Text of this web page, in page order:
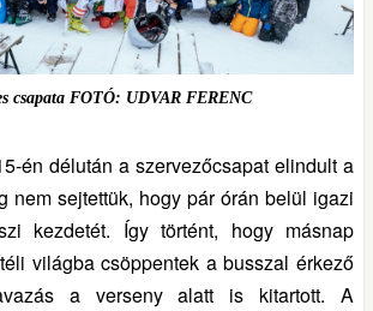
csapata FOTÓ: UDVAR FERENC
én délután a szervezőcsapat elindult a
nem sejtettük, hogy pár órán belül igazi
kezdetét. Így történt, hogy másnap
világba csöppentek a busszal érkező
a verseny alatt is kitartott. A